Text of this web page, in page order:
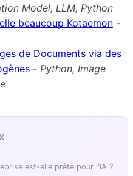
Model, LLM, Python
beaucoup Kotaemon -
de Documents via des
- Python, Image
est-elle prête pour l'IA ?